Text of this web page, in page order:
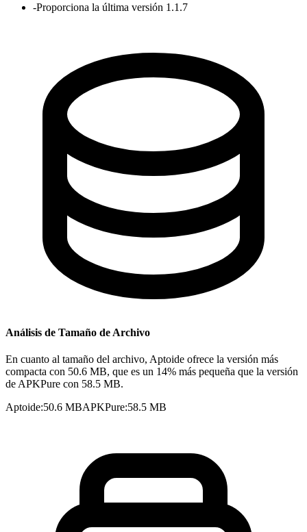
-Proporciona la última versión 1.1.7
Análisis de Tamaño de Archivo
En cuanto al tamaño del archivo, Aptoide ofrece la versión más
compacta con 50.6 MB, que es un 14% más pequeña que la versión
de APKPure con 58.5 MB.
Aptoide:50.6 MBAPKPure:58.5 MB